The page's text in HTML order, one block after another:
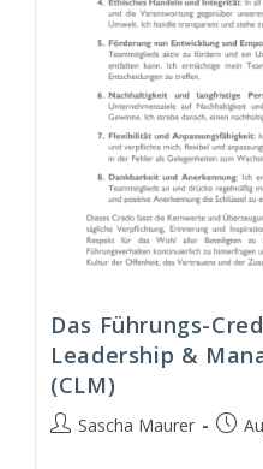
Das Führungs-
Leadership &
(CLM)
Beitrags-
Sascha Maurer